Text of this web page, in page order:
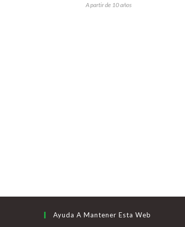
A partir de 10 años
Ayuda A Mantener Esta Web